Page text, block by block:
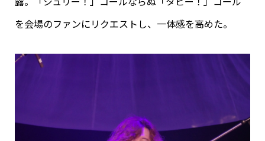
を会場のファンにリクエストし、一体感を高めた。